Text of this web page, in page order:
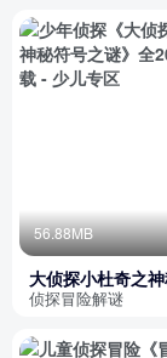
56.88MB
大侦探小杜奇之
谜
侦探冒险解谜